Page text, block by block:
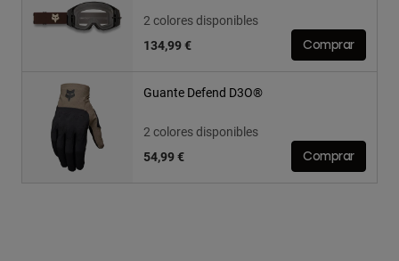
2 colores disponibles
134,99 €
Comprar
Guante Defend D3O®
2 colores disponibles
54,99 €
Comprar